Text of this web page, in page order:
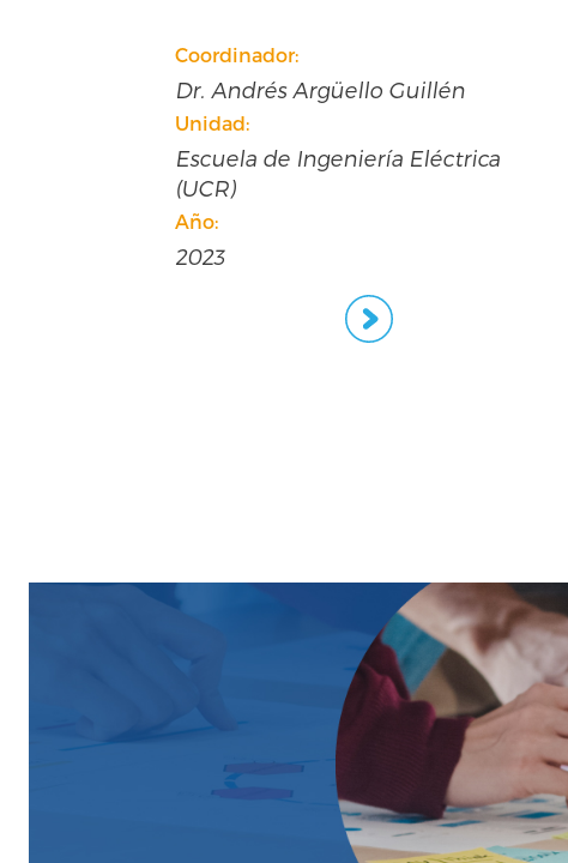
Coordinador:
Dr. Koen Voorend y Dr. Fabio
Sánchez
Unidad:
Instituto de Investigaciones Sociales
(IIS).
Año: